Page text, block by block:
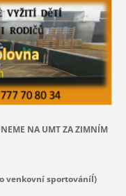
NA UMT ZA ZIMNÍM
venkovní sportováníÍ)